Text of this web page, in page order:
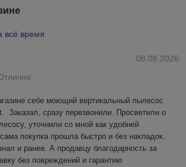
всё время
08.08.2026
себе моющий вертикальный пылесос
Заказал, сразу перезвонили. Просветили о
уточнили со мной как удобней
покупка прошла быстро и без накладок.
и ранее. А продавцу благодарность за
без повреждений и гарантию